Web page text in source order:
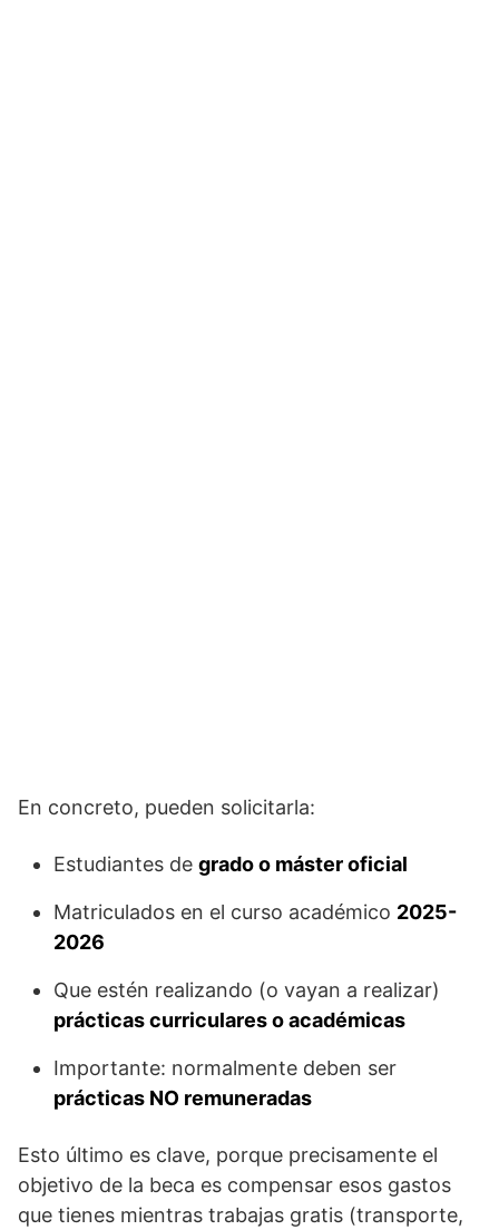
En concreto, pueden solicitarla:
Estudiantes de grado o máster oficial
Matriculados en el curso académico 2025-
2026
Que estén realizando (o vayan a realizar)
prácticas curriculares o académicas
Importante: normalmente deben ser
prácticas NO remuneradas
Esto último es clave, porque precisamente el
objetivo de la beca es compensar esos gastos
que tienes mientras trabajas gratis (transporte,